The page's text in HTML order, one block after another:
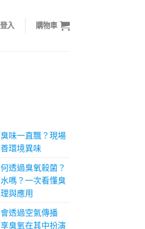
登入 購物車
味一直飄？現場
環境異味
透過臭氧殺菌？
嗎？一次看懂臭
與應用
透過空氣傳播
臭氧在其中扮演